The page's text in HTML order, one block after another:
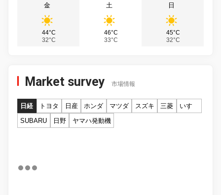
金
44°C
32°C
土
46°C
33°C
日
45°C
32°C
Market survey 市場情報
日経 トヨタ 日産 ホンダ マツダ スズキ 三菱
いすゞ
SUBARU
日野 ヤマハ発動機